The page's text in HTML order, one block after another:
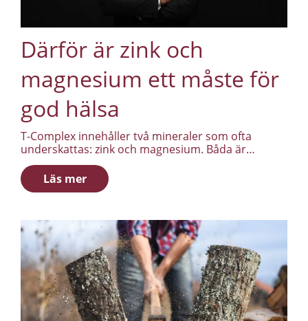
Därför är zink och
magnesium ett måste för
god hälsa
T-Complex innehåller två mineraler som ofta
underskattas: zink och magnesium. Båda är
involverade i en rad processer i kroppen, och båda
är relevanta för män som vill ha ut mer av
vardagen.
Läs mer